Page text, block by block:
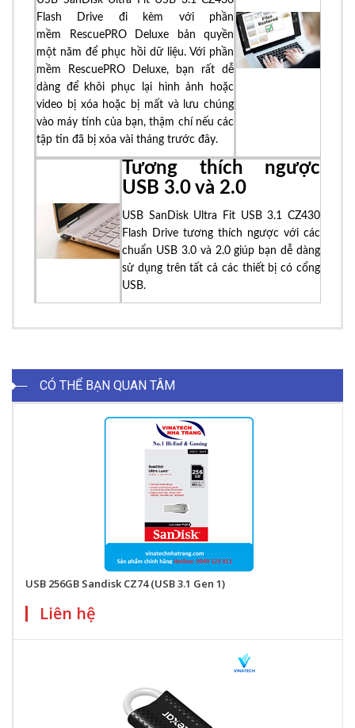
Flash Drive đi kèm với phần
mềm RescuePRO Deluxe bản quyền
một năm để phục hồi dữ liệu. Với phần
mềm RescuePRO Deluxe, bạn rất dễ
dàng để khôi phục lại hình ảnh hoặc
video bị xóa hoặc bị mất và lưu chúng
vào máy tính của bạn, thậm chí nếu các
tập tin đã bị xóa vài tháng trước đây.
Tương thích ngược
USB 3.0 và 2.0
USB SanDisk Ultra Fit USB 3.1 CZ430
Flash Drive tương thích ngược với các
chuẩn USB 3.0 và 2.0 giúp bạn dễ dàng
sử dụng trên tất cả các thiết bị có cổng
USB.
CÓ THỂ BẠN QUAN TÂM
USB 256GB Sandisk CZ74 (USB 3.1 Gen 1)
Liên hệ